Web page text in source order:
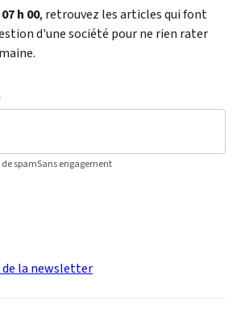
h 00, retrouvez les articles qui font
d'une société pour ne rien rater
spamSans engagement
la newsletter